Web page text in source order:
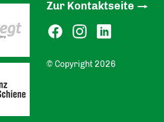
Zur Kontaktseite
© Copyright 2026